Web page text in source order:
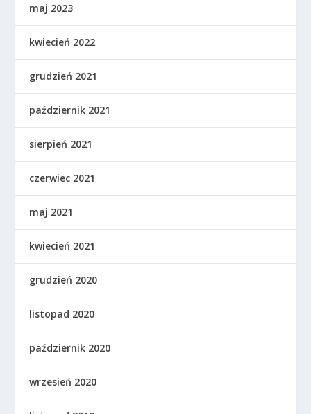
maj 2023
kwiecień 2022
grudzień 2021
październik 2021
sierpień 2021
czerwiec 2021
maj 2021
kwiecień 2021
grudzień 2020
listopad 2020
październik 2020
wrzesień 2020